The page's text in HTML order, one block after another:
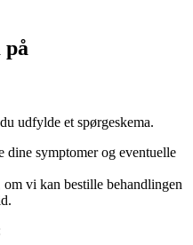
udfylde et spørgeskema.
dine symptomer og eventuelle
vi kan bestille behandlingen